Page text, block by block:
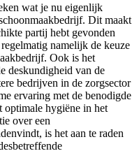
wat je nu eigenlijk
Dit maakt
partij hebt gevonden
namelijk de keuze
Ook is het
deskundigheid van de
bedrijven in de zorgsector
ervaring met de benodigde
optimale hygiëne in het
over een
is het aan te raden